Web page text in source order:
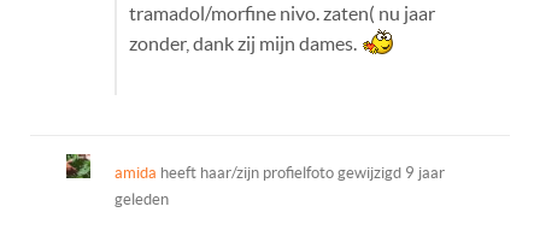
tramadol/morfine nivo. zaten( nu jaar
zonder, dank zij mijn dames.
amida heeft haar/zijn profielfoto gewijzigd 9 jaar
geleden